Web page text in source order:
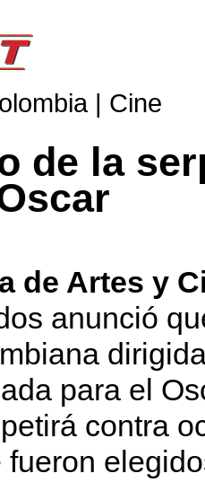
| Cine
de la
de Artes y
anunció
para el
contra
fueron